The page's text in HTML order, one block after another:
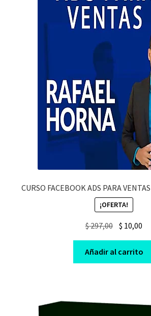
CURSO FACEBOOK ADS PARA
¡OFERTA!
$297,00 Original
price
was:
$ 297,00.
$ 10,00
is:
$
Añadir al carrito